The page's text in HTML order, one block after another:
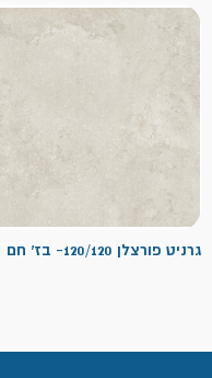
גרניט פורצלן 120/120- בז' חם